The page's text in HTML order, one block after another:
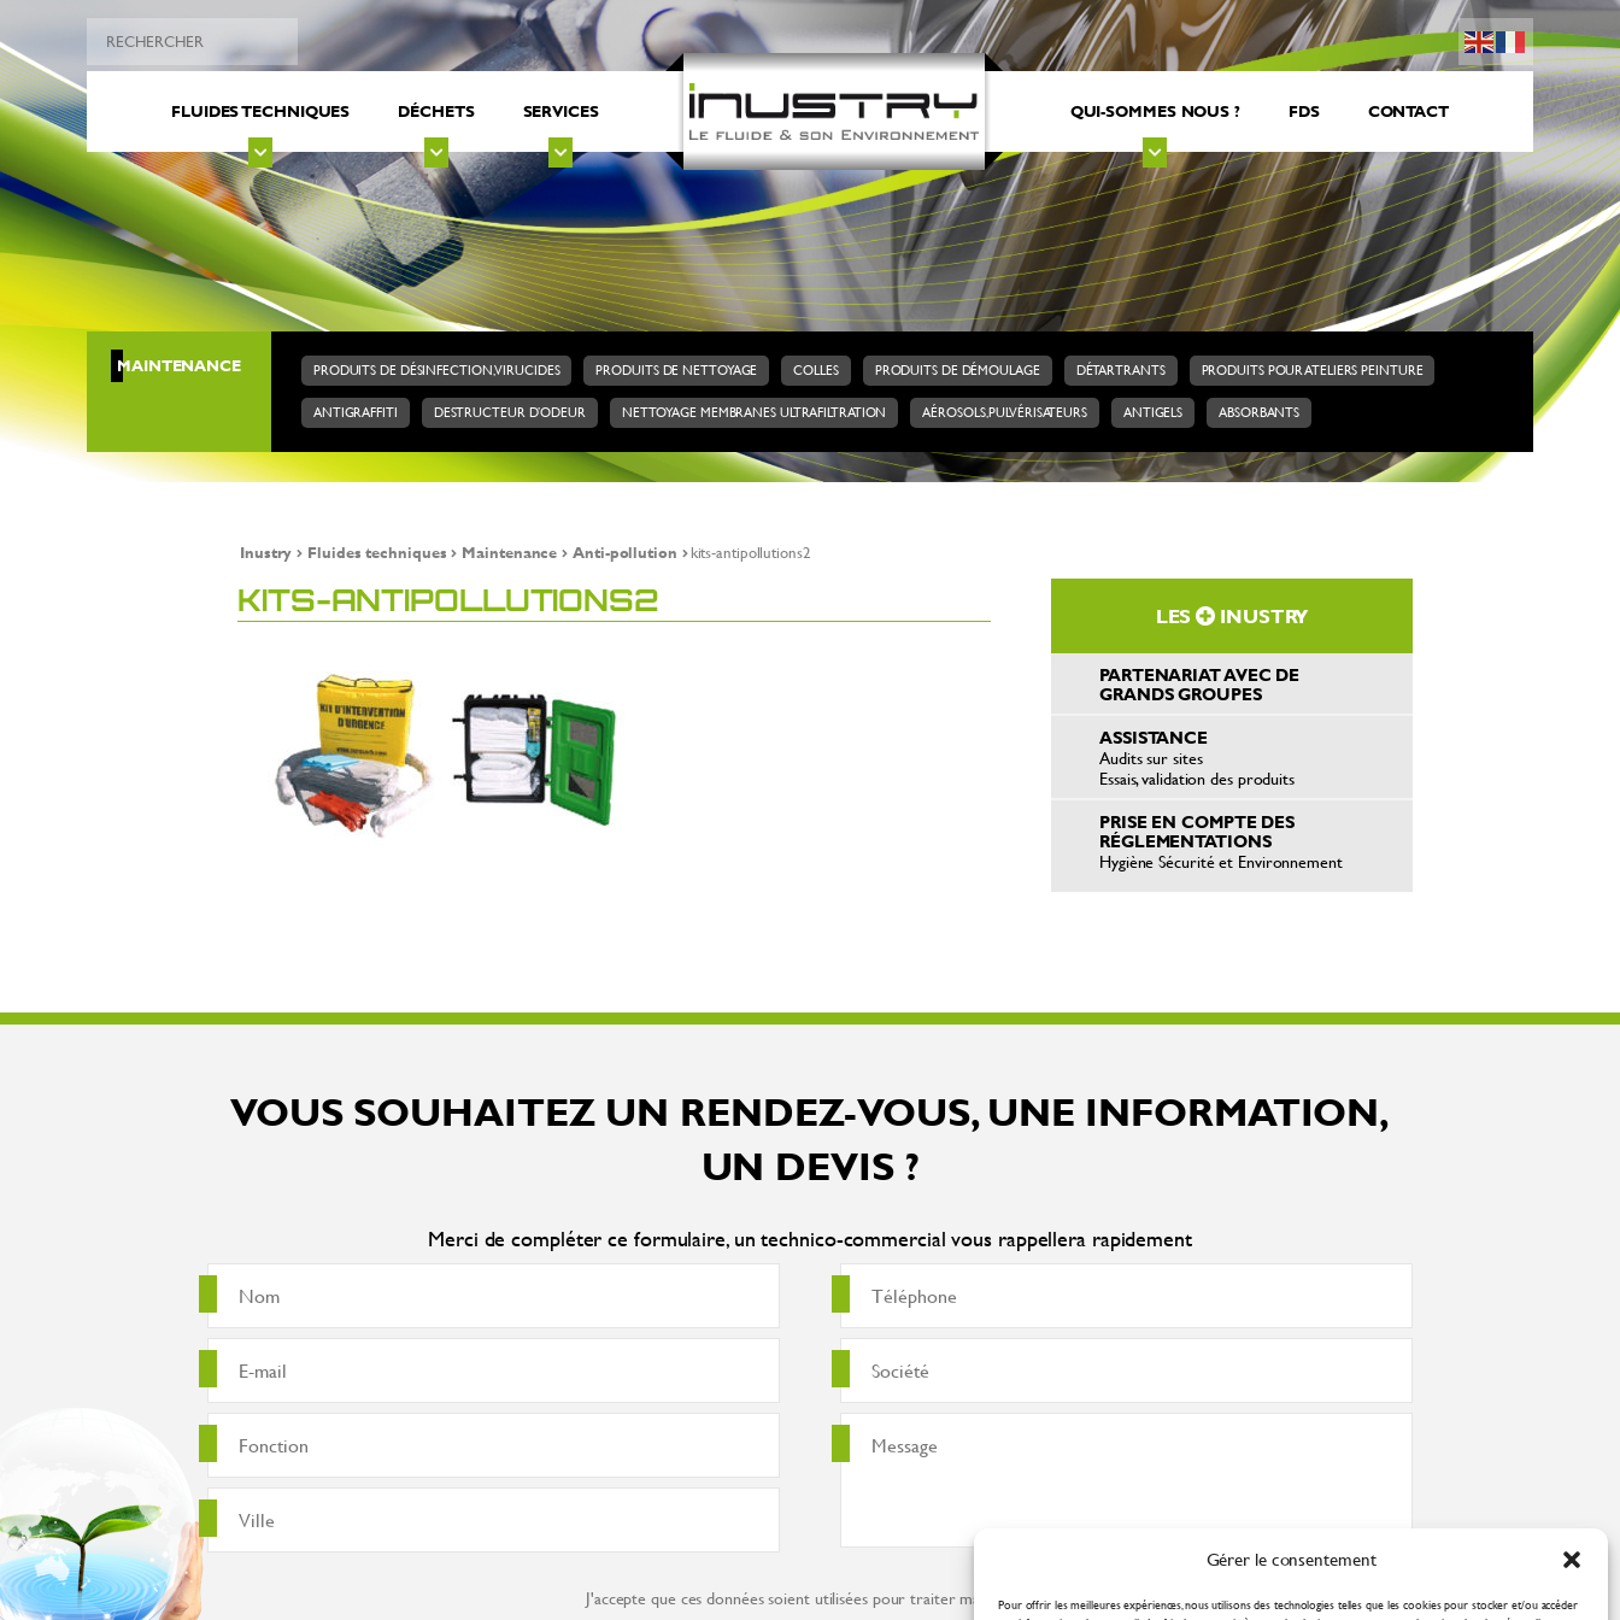
Gérer le consentement
Pour offrir les meilleures expériences, nous utilisons des technologies telles que les cookies pour stocker et/ou accéder
FLUIDES TECHNIQUES DÉCHETS SERVICES QUI-SOMMES NOUS ? FDS CONTACT
MAINTENANCE PRODUITS DE DÉSINFECTION, VIRUCIDES PRODUITS DE NETTOYAGE COLLES PRODUITS DE DÉMOULAGE DÉTARTRANTS PRODUITS POUR ATELIERS PEINTURE
ANTIGRAFFITI DESTRUCTEUR D’ODEUR NETTOYAGE MEMBRANES ULTRAFILTRATION AÉROSOLS, PULVÉRISATEURS ANTIGELS ABSORBANTS
Inustry Fluides techniques Maintenance Anti-pollution kits-antipollutions2
KITS-ANTIPOLLUTIONS2 LES INUSTRY
PARTENARIAT AVEC DE
GRANDS GROUPES
ASSISTANCE
Audits sur sites
Essais, validation des produits
PRISE EN COMPTE DES
RÉGLEMENTATIONS
Hygiène Sécurité et Environnement
VOUS SOUHAITEZ UN RENDEZ-VOUS, UNE INFORMATION,
UN DEVIS ?
Merci de compléter ce formulaire, un technico-commercial vous rappellera rapidement
J'accepte que ces données soient utilisées pour traiter ma demande conformément à lapolitique de confidentialité